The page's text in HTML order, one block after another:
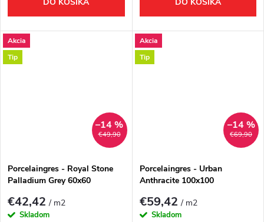
DO KOŠÍKA DO KOŠÍKA
Akcia
Tip
€49,90
–14 %
Porcelaingres - Royal Stone
Palladium Grey 60x60
€42,42/ m2
Skladom
Akcia
Tip
€69,90
–14 %
Porcelaingres - Urban
Anthracite 100x100
€59,42/ m2
Skladom